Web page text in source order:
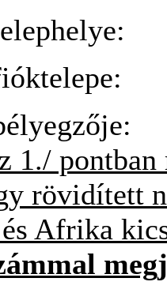
1./
rövidített
Afrika